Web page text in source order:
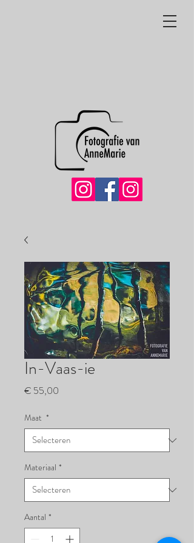
In-Vaas-ie
€ 55,00
Maat *
Materiaal *
Aantal *